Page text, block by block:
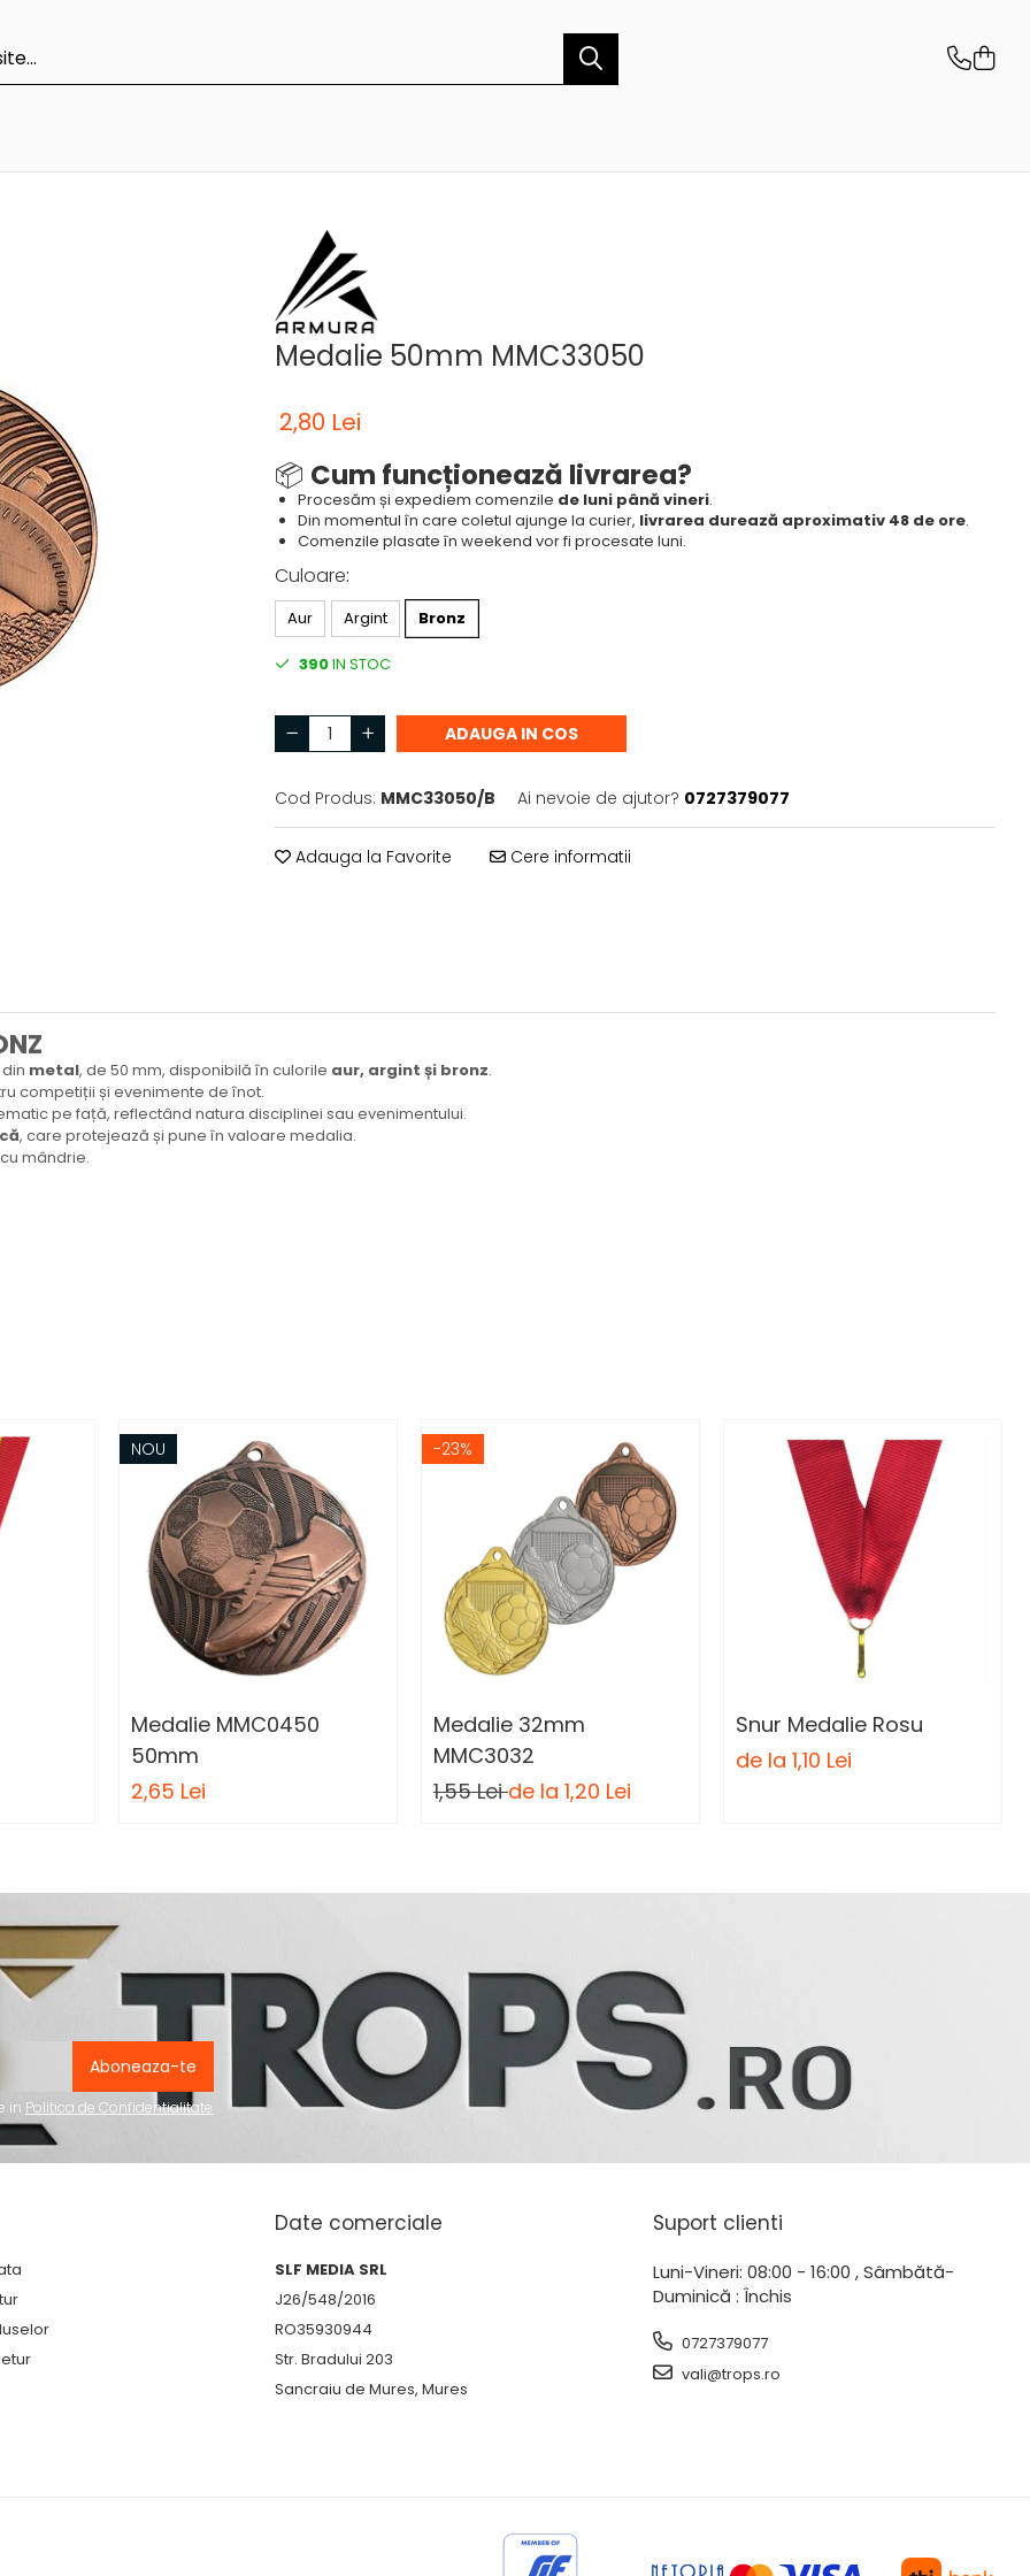
Medalie 50mm MMC33050
2,80 Lei
📦 Cum funcționează livrarea?
Procesăm și expediem comenzile de luni până vineri.
Din momentul în care coletul ajunge la curier, livrarea durează aproximativ 48 de ore.
Comenzile plasate în weekend vor fi procesate luni.
Culoare:
Aur Argint Bronz
390IN STOC
ADAUGA IN COS
Cod Produs: MMC33050/B Ai nevoie de ajutor? 0727379077
Adauga la Favorite Cere informatii
metal, de 50 mm, disponibilă în culorile aur, argint și bronz.
competiții și evenimente de înot.
pe față, reflectând natura disciplinei sau evenimentului.
, care protejează și pune în valoare medalia.
mândrie.
NOU
Medalie MMC0450
50mm
2,65 Lei
-23%
Medalie 32mm
MMC3032
1,55 Leide la 1,20 Lei
Snur Medalie Rosu
de la 1,10 Lei
in Politica de Confidentialitate
Date comerciale
SLF MEDIA SRL
J26/548/2016
RO35930944
Str. Bradului 203
Sancraiu de Mures, Mures
Suport clienti
Luni-Vineri: 08:00 - 16:00 , Sâmbătă-
Duminică : Închis
0727379077
vali@trops.ro